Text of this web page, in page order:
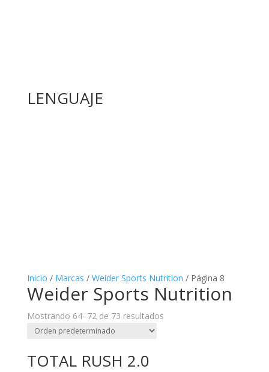
LENGUAJE
Inicio / Marcas / Weider Sports Nutrition / Página 8
Weider Sports Nutrition
Mostrando 64–72 de 73 resultados
TOTAL RUSH 2.0